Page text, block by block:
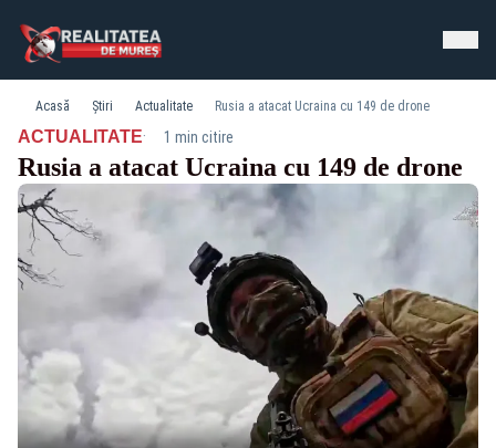
Acasă Știri Actualitate Rusia a atacat Ucraina cu 149 de drone
ACTUALITATE· 1 min citire
Rusia a atacat Ucraina cu 149 de drone